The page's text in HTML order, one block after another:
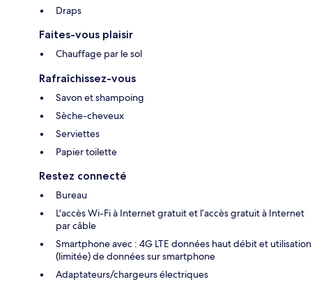
Draps
Faites-vous plaisir
Chauffage par le sol
Rafraîchissez-vous
Savon et shampoing
Sèche-cheveux
Serviettes
Papier toilette
Restez connecté
Bureau
L'accès Wi-Fi à Internet gratuit et l’accès gratuit à Internet
par câble
Smartphone avec : 4G LTE données haut débit et utilisation
(limitée) de données sur smartphone
Adaptateurs/chargeurs électriques